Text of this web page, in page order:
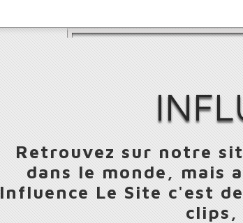
Retrouvez sur notre
dans le monde, mais
Influence Le Site c'est
clips,